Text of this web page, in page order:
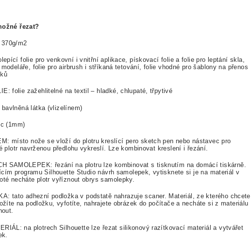
řezat?
m2
folie pro venkovní i vnitřní aplikace, pískovací folie a folie pro leptání skla,
folie pro airbrush i stříkaná tetování, folie vhodné pro šablony na přenos
folie zažehlitelné na textil – hladké, chlupaté, třpytivé
bavlněná látka (vlizelínem)
(1mm)
místo nože se vloží do plotru kreslící pero sketch pen nebo nástavec pro
plotr navrženou předlohu vykreslí. Lze kombinovat kreslení i řezání.
SAMOLEPEK: řezání na plotru lze kombinovat s tisknutím na domácí tiskárně.
programu Silhouette Studio návrh samolepek, vytisknete si je na materiál v
necháte plotr vyříznout obrys samolepky.
tato adhezní podložka v podstatě nahrazuje scaner. Materiál, ze kterého chcete
na podložku, vyfotíte, nahrajete obrázek do počítače a necháte si z materiálu
na plotrech Silhouette lze řezat silikonový razítkovací materiál a vytvářet